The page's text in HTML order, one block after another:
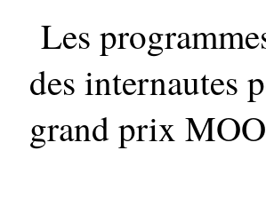
Les
des internautes
grand prix